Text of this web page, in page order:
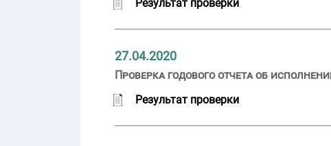
Результат проверки
27.04.2020
Проверка годового отчета об
Результат проверки